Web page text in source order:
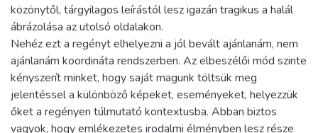
közönytől, tárgyilagos leírástól lesz igazán tragikus a halál
ábrázolása az utolsó oldalakon.
Nehéz ezt a regényt elhelyezni a jól bevált ajánlanám, nem
ajánlanám koordináta rendszerben. Az elbeszélői mód szinte
kényszerít minket, hogy saját magunk töltsük meg
jelentéssel a különböző képeket, eseményeket, helyezzük
őket a regényen túlmutató kontextusba. Abban biztos
vagyok, hogy emlékezetes irodalmi élményben lesz része